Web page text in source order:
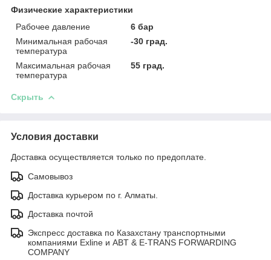
Физические характеристики
Рабочее давление
6 бар
Минимальная рабочая
температура
-30 град.
Максимальная рабочая
температура
55 град.
Скрыть
Условия доставки
Доставка осуществляется только по предоплате.
Самовывоз
Доставка курьером по г. Алматы.
Доставка почтой
Экспресс доставка по Казахстану транспортными
компаниями Exline и ABT & E-TRANS FORWARDING
COMPANY